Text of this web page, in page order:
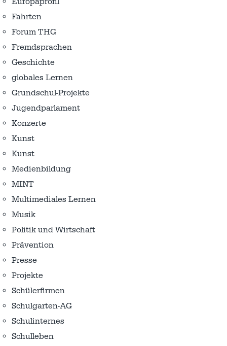
Fahrten
Forum THG
Fremdsprachen
Geschichte
globales Lernen
Grundschul-Projekte
Jugendparlament
Konzerte
Kunst
Kunst
Medienbildung
MINT
Multimediales Lernen
Musik
Politik und Wirtschaft
Prävention
Presse
Projekte
Schülerfirmen
Schulgarten-AG
Schulinternes
Schulleben